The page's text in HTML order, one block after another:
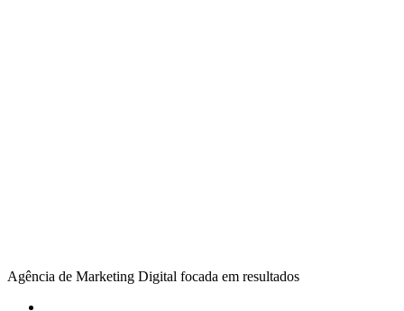
Agência de Marketing Digital focada em resultados